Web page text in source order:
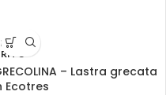
ESAU
RITO
– Lastra grecata
Ecotres